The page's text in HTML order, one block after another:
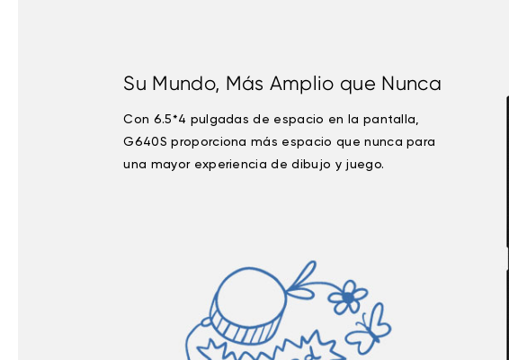
Su Mundo, Más Amplio que Nunca
Con 6.5*4 pulgadas de espacio en la pantalla,
G640S proporciona más espacio que nunca para
una mayor experiencia de dibujo y juego.